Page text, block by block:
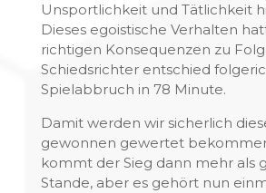
Unsportlichkeit und Tätlichkeit
Dieses egoistische Verhalten
richtigen Konsequenzen zu
Schiedsrichter entschied
Spielabbruch in 78 Minute.
Damit werden wir sicherlich
gewonnen gewertet
kommt der Sieg dann mehr als
Stande, aber es gehört nun